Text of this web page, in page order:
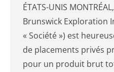
ÉTATS-UNIS
Brunswick Exploration
« Société ») est
de placements privés
pour un produit brut